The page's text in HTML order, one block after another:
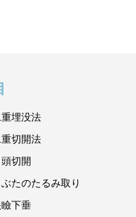
重埋没法
重切開法
頭切開
ぶたのたるみ取り
瞼下垂